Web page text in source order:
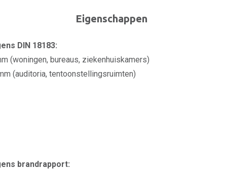
Eigenschappen
DIN 18183:
(woningen, bureaus, ziekenhuiskamers)
(auditoria, tentoonstellingsruimten)
brandrapport: